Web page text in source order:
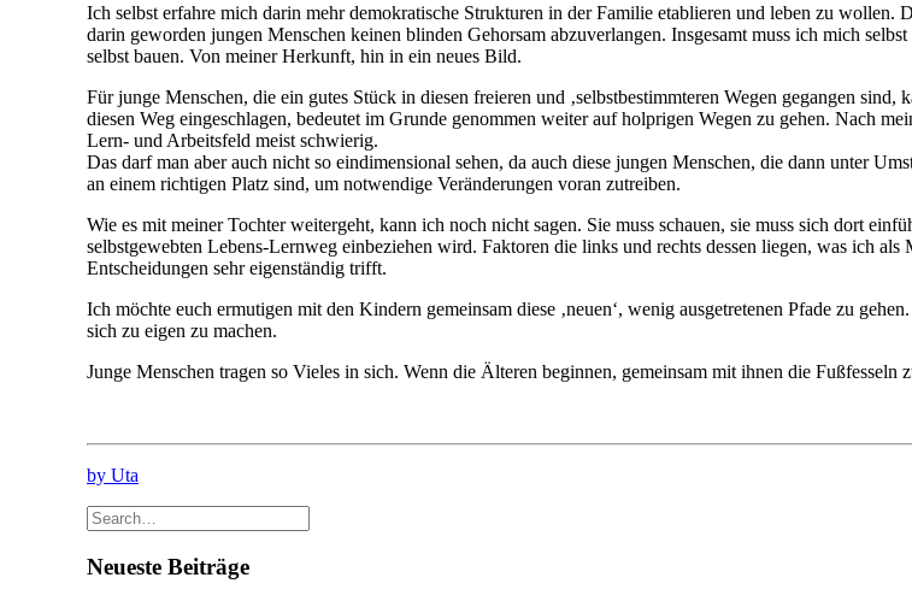
Ich selbst erfahre mich darin mehr demokratische Strukturen in der Familie etablieren und leben zu wollen.
darin geworden jungen Menschen keinen blinden Gehorsam abzuverlangen. Insgesamt muss ich mich
selbst bauen. Von meiner Herkunft, hin in ein neues Bild.
Für junge Menschen, die ein gutes Stück in diesen freieren und ‚selbstbestimmteren Wegen gegangen
diesen Weg eingeschlagen, bedeutet im Grunde genommen weiter auf holprigen Wegen zu gehen. Nach
Lern- und Arbeitsfeld meist schwierig.
Das darf man aber auch nicht so eindimensional sehen, da auch diese jungen Menschen, die dann unter
an einem richtigen Platz sind, um notwendige Veränderungen voran zutreiben.
Wie es mit meiner Tochter weitergeht, kann ich noch nicht sagen. Sie muss schauen, sie muss sich dort
selbstgewebten Lebens-Lernweg einbeziehen wird. Faktoren die links und rechts dessen liegen, was ich
Entscheidungen sehr eigenständig trifft.
Ich möchte euch ermutigen mit den Kindern gemeinsam diese ‚neuen‘, wenig ausgetretenen Pfade zu
sich zu eigen zu machen.
Junge Menschen tragen so Vieles in sich. Wenn die Älteren beginnen, gemeinsam mit ihnen die Fußfesseln
by Uta
Neueste Beiträge